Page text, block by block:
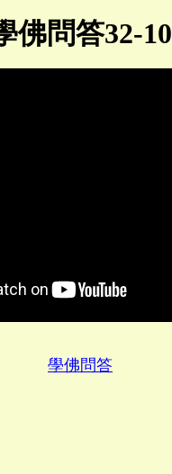
佛問答32-10
學佛問答